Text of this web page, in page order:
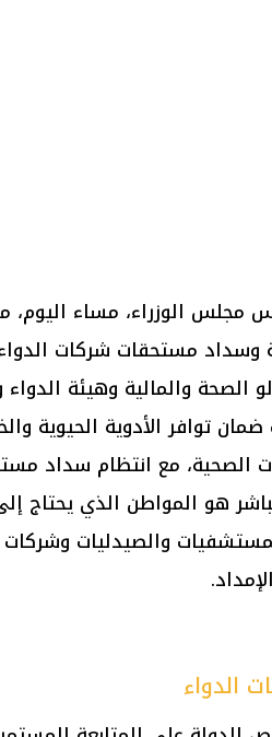
مجلس الوزراء، مساء اليوم،
وسداد مستحقات شركات
والمالية وهيئة الدواء
توافر الأدوية الحيوية
الصحية، مع انتظام سداد
هو المواطن الذي يحتاج
والصيدليات وشركات
الدواء